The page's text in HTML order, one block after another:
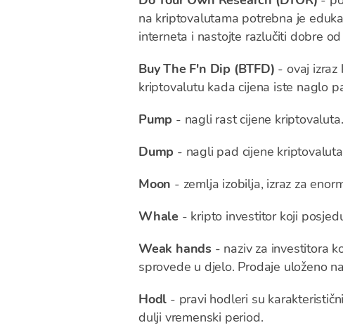
na kriptovalutama potrebna je
interneta i nastojte razlučiti dobre
Buy The F'n Dip (BTFD) - ovaj
kriptovalutu kada cijena iste naglo
Pump - nagli rast cijene kriptovaluta.
Dump - nagli pad cijene
Moon - zemlja izobilja, izraz za
Whale - kripto investitor koji
Weak hands - naziv za investitora
sprovede u djelo. Prodaje uloženo
Hodl - pravi hodleri su
dulji vremenski period.